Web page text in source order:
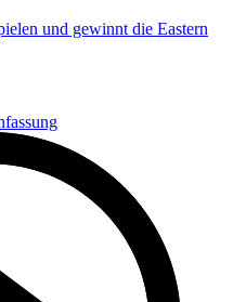
und gewinnt die Eastern